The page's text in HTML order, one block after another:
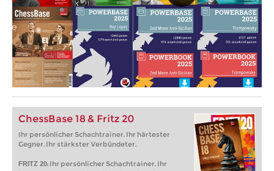
ChessBase 18 & Fritz 20
Ihr persönlicher Schachtrainer. Ihr härtester
Gegner. Ihr stärkster Verbündeter.
FRITZ 20: Ihr persönlicher Schachtrainer. Ihr